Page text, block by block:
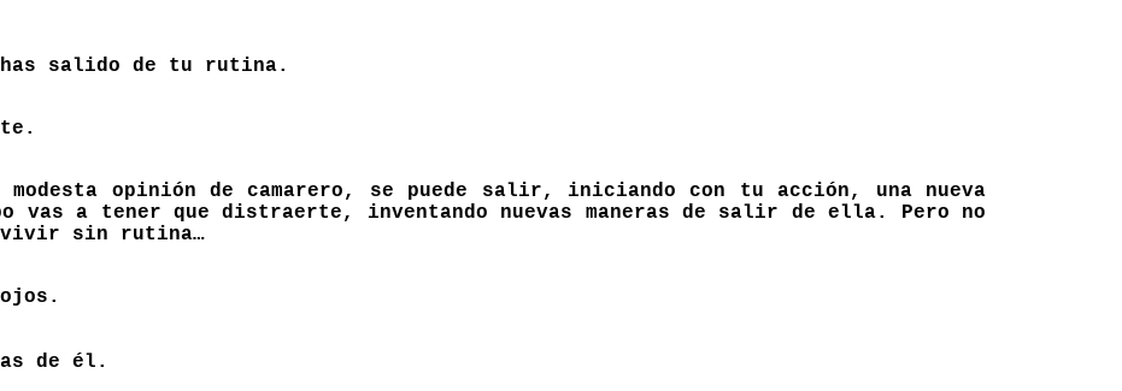
has salido de tu rutina.
opinión de camarero, se puede salir, iniciando con tu acción, una nueva
vas a tener que distraerte, inventando nuevas maneras de salir de ella. Pero no
vivir sin rutina…
de él.